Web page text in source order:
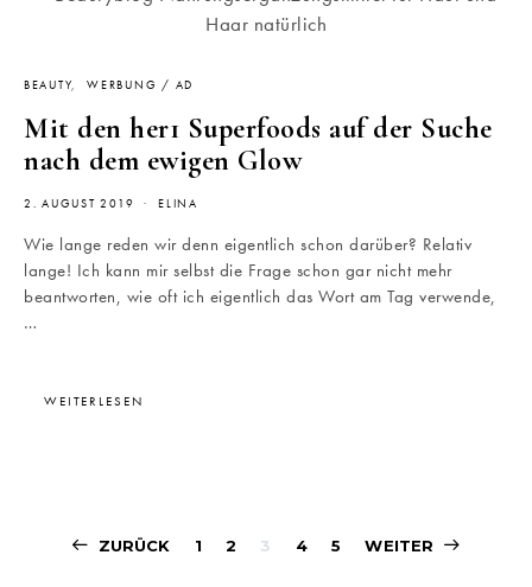
BEAUTY WERBUNG / AD
Mit den her1 Superfoods auf der Suche
nach dem ewigen Glow
2. AUGUST 2019 ELINA
Wie lange reden wir denn eigentlich schon darüber? Relativ
lange! Ich kann mir selbst die Frage schon gar nicht mehr
beantworten, wie oft ich eigentlich das Wort am Tag verwende,
…
WEITERLESEN
ZURÜCK 1 2 3 4 5 WEITER